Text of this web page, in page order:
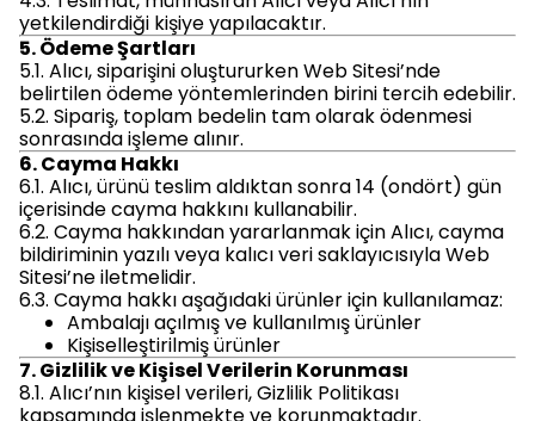
yetkilendirdiği kişiye yapılacaktır.
5. Ödeme Şartları
5.1. Alıcı, siparişini oluştururken Web Sitesi’nde
belirtilen ödeme yöntemlerinden birini tercih edebilir.
5.2. Sipariş, toplam bedelin tam olarak ödenmesi
sonrasında işleme alınır.
6. Cayma Hakkı
6.1. Alıcı, ürünü teslim aldıktan sonra 14 (ondört) gün
içerisinde cayma hakkını kullanabilir.
6.2. Cayma hakkından yararlanmak için Alıcı, cayma
bildiriminin yazılı veya kalıcı veri saklayıcısıyla Web
Sitesi’ne iletmelidir.
6.3. Cayma hakkı aşağıdaki ürünler için kullanılamaz:
Ambalajı açılmış ve kullanılmış ürünler
Kişiselleştirilmiş ürünler
7. Gizlilik ve Kişisel Verilerin Korunması
8.1. Alıcı’nın kişisel verileri, Gizlilik Politikası